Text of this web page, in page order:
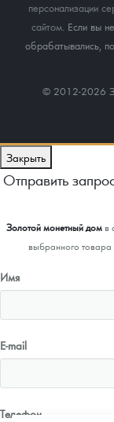
персонализации
сайтом . Если вы
обрабатывались,
© 2012-2026
Закрыть
Отправить
Золотой монетный домв
выбранного товара
Имя
E-mail
Телефон